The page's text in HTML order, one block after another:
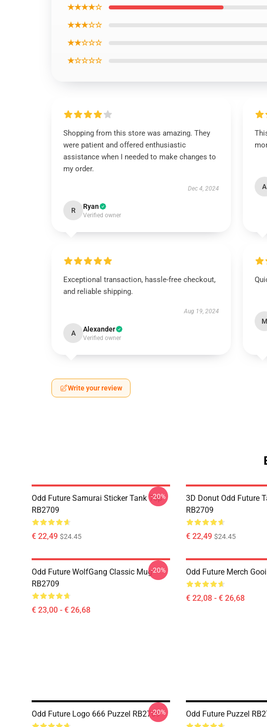
★★★★☆
★★★☆☆
★★☆☆☆
★☆☆☆☆
Shopping from this store was amazing. They
were patient and offered enthusiastic
assistance when I needed to make changes to
my order.
Dec 4, 2024
R Ryan
Verified owner
A
Exceptional transaction, hassle-free checkout,
and reliable shipping.
Aug 19, 2024
A Alexander
Verified owner
M
Write your review
Odd Future Samurai Sticker Tank Top
RB2709
€ 22,49 $24.45
-20%
3D Donut Odd Future
RB2709
€ 22,49 $24.45
Odd Future WolfGang Classic Mug
RB2709
€ 23,00 - € 26,68
-20% Odd Future Merch
€ 22,08 - € 26,68
Odd Future Logo 666 Puzzel RB2709
-20% Odd Future Puzzel